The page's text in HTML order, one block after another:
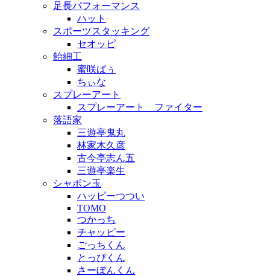
足長パフォーマンス
ハット
スポーツスタッキング
セオッピ
飴細工
蜜咲ばぅ
ちぃな
スプレーアート
スプレーアート ファイター
落語家
三遊亭鬼丸
林家木久彦
古今亭志ん五
三遊亭楽生
シャボン玉
ハッピーつつい
TOMO
つかっち
チャッピー
ごっちくん
とっぴくん
さーぼんくん